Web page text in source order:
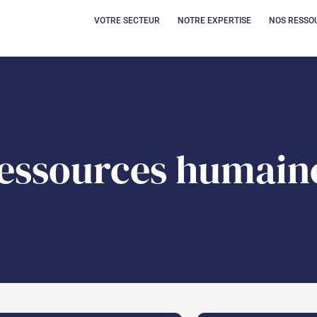
VOTRE SECTEUR OUVRIR VOTRE
NOTRE EXPERTISE NOS